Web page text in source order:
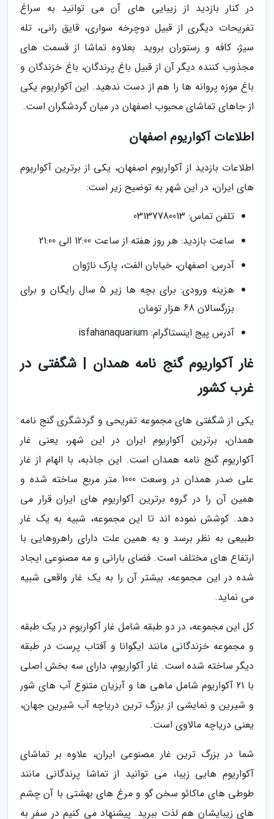
در کنار بازدید از زیبایی های آن می توانید به سراغ
تفریحات دیگری از قبیل دوچرخه سواری، قایق رانی، تله
سیژ، کافه و رستوران بروید. بعلاوه تماشا از قسمت های
مجذوب کننده دیگر آن از قبیل باغ پرندگان، باغ خزندگان و
باغ موزه پروانه ها را هم از دست ندهید. این آکواریوم یکی
از جاهای تماشای محبوب اصفهان در میان گردشگران است.
اطلاعات آکواریوم اصفهان
اطلاعات بازدید از آکواریوم اصفهان، یکی از برترین آکواریوم
های ایران، در این شهر به توضیح زیر است:
تلفن تماس: 03137780013
ساعت بازدید: هر روز هفته از ساعت 12:00 الی 21:00
آدرس: اصفهان، خیابان الفت، پارک ناژوان
هزینه ورودی: برای بچه ها زیر 5 سال رایگان و برای
بزرگسالان 68 هزار تومان
آدرس پیج اینستاگرام: isfahanaquarium
غار آکواریوم گنج نامه همدان | شگفتی در
غرب کشور
یکی از شگفتی های مجموعه تفریحی و گردشگری گنج نامه
همدان، برترین آکواریوم ایران در این شهر، یعنی غار
آکواریوم گنج نامه همدان است. این جاذبه، با الهام از غار
علی صدر همدان در وسعت 1000 متر مربع ساخته شده و
همین آن را در گروه برترین آکواریوم های ایران قرار می
دهد. کوشش نموده اند تا این مجموعه، شبیه به یک غار
طبیعی به نظر برسد و به همین علت دارای راهروهایی با
ارتفاع های مختلف است. فضای بارانی و مه مصنوعی ایجاد
شده در این مجموعه، بیشتر آن را به یک غار واقعی شبیه
می نماید.
کل این مجموعه، در دو طبقه شامل غار آکواریوم در یک طبقه
و مجموعه خزندگانی مانند ایگوانا و آفتاب پرست در طبقه
دیگر ساخته شده است. غار آکواریوم، دارای سه بخش اصلی
با 21 آکواریوم شامل ماهی ها و آبزیان متنوع آب های شور
و شیرین و نمایشی از بزرگ ترین دریاچه آب شیرین جهان،
یعنی دریاچه مالاوی است.
شما در بزرگ ترین غار مصنوعی ایران، علاوه بر تماشای
آکواریوم هایی زیبا، می توانید از تماشا پرندگانی مانند
طوطی های ماکائو سخن گو و مرغ های بهشتی با آن چشم
های زیبایشان هم لذت ببرید. پیشنهاد می کنیم در سفر به